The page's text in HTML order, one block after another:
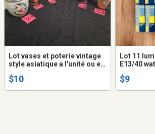
Lot vases et poterie vintage
style asiatique a l'unité ou en
$10
Lot 11
E13/40
$9